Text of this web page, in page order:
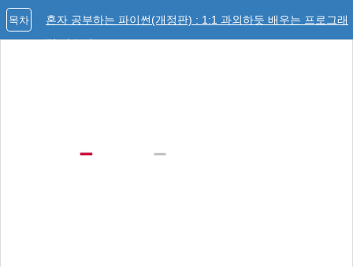
혼자 공부하는 파이썬(개정판) : 1:1 과외하듯 배우는 프로그래
밍 자습서
목차